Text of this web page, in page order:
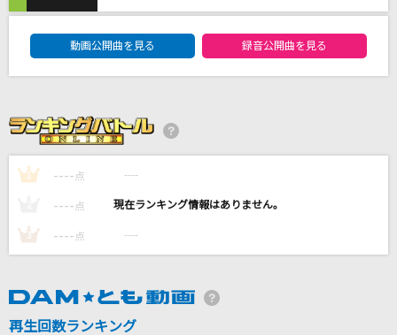
[生音]今日もサクラ舞う暁に
CHiCO with HoneyWorks
BUMP OF CHICKEN
Sunday Morning
カラオケ最新情報をチェック！
動画公開曲を見る 録音公開曲を見る
1 ---- 点 ----
---- 点 ----
3 ---- 点 ----
再生回数ランキング